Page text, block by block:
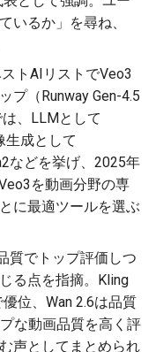
06-01
05-31
05-30
05-29
05-28
05-26
05-25
11-16
11-15
11-14
11-13
11-12
11-10
11-09
06-01
05-31
05-30
05-29
05-28
05-26
05-25
11-16
11-15
11-14
11-13
11-12
11-10
11-09
05-29
05-28
05-27
05-26
05-25
05-23
05-22
11-16
11-15
11-14
11-13
11-12
11-10
11-09
06-01
05-31
05-30
05-29
05-28
05-26
05-25
いるか」を尋ね、
トAIリストでVeo3
プ（Runway Gen-4.5
、LLMとして
生成として
などを挙げ、2025年
を動画分野の専
に最適ツールを選ぶ
質でトップ評価しつ
る点を指摘。Kling
位、Wan 2.6は品質
な動画品質を高く評
声としてまとめられ